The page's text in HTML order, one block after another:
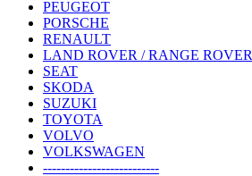
PEUGEOT
PORSCHE
RENAULT
LAND ROVER / RANGE ROVER
SEAT
SKODA
SUZUKI
TOYOTA
VOLVO
VOLKSWAGEN
--------------------------